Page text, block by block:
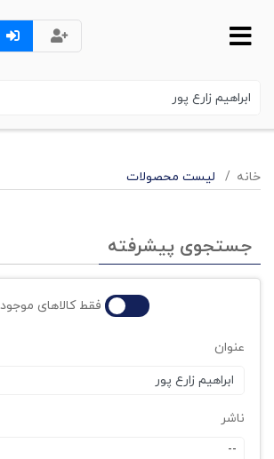
خانه لیست محصولات
جستجوی پیشرفته
فقط کالاهای موجود
عنوان
ناشر
--